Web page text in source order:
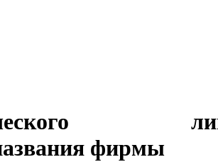
фирмы